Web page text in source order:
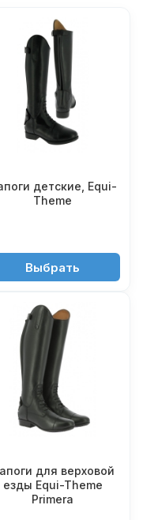
детские, Equi-
Theme
₽
Выбрать
для верxовой
езды Equi-Theme
Primera